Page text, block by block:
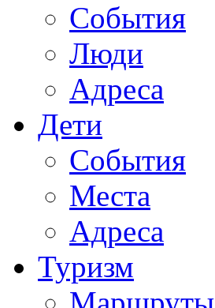
События
Люди
Адреса
Дети
События
Места
Адреса
Туризм